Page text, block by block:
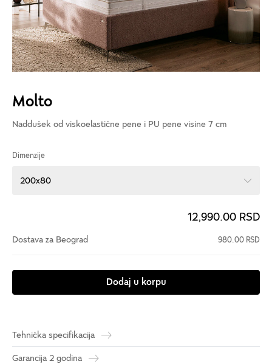
Molto
Naddušek od viskoelastične pene i PU pene visine 7 cm
Dimenzije
200x80
12,990.00 RSD
Dostava za Beograd 980.00 RSD
Dodaj u korpu
Tehnička specifikacija
Garancija 2 godina